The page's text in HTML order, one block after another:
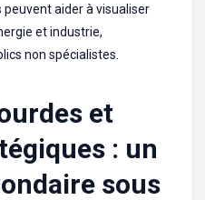
aider à visualiser
et industrie,
non spécialistes.
et
: un
sous